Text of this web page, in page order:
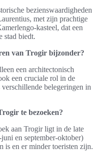
bezienswaardigheden
met zijn prachtige
kasteel, dat een
stad biedt.
van Trogir bijzonder?
een architectonisch
een cruciale rol in de
belegeringen in
te bezoeken?
aan Trogir ligt in de late
en september-oktober)
is en er minder toeristen zijn.